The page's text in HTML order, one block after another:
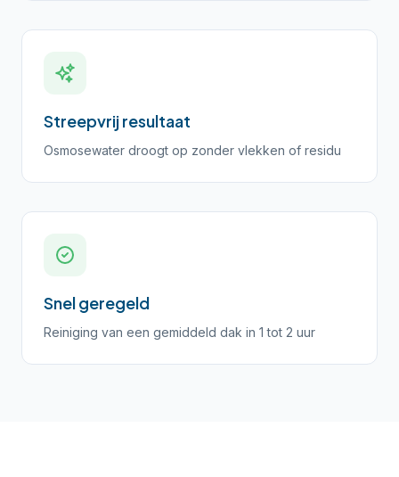
Streepvrij resultaat
Osmosewater droogt op zonder vlekken of residu
Snel geregeld
Reiniging van een gemiddeld dak in 1 tot 2 uur